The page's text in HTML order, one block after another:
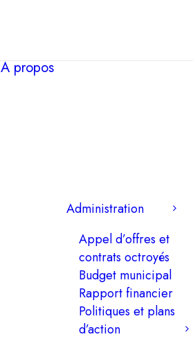
À propos
Administration
Appel d’offres et
contrats octroyés
Budget municipal
Rapport financier
Politiques et plans
d’action